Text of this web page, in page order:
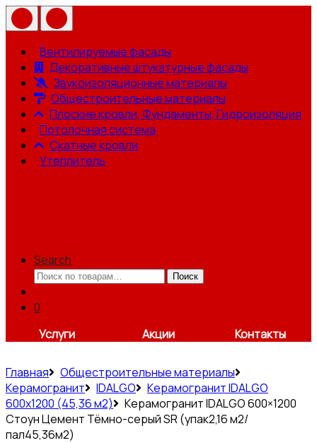
Вентилируемые фасады
Декоративные штукатурные фасады
Звукоизоляционные материалы
Общестроительные материалы
Плоские кровли, Фундаменты, Гидроизоляция
Потолочная система
Скатные кровли
Утеплитель
Search
Искать:
Поиск
0
Услуги
Акции Контакты
Главная
Общестроительные материалы
Керамогранит
IDALGO
Керамогранит IDALGO
600x1200 (45,36 м2)
Керамогранит IDALGO 600×1200
Стоун Цемент Тёмно-серый SR (упак2,16 м2/
пал45,36м2)